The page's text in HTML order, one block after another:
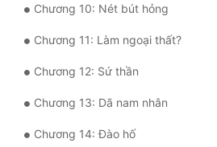
Phương Tây
Phản Phái
Quan Trường
Quân Sự
Sảng Văn
Chương 10: Nét bút hỏng
Chương 11: Làm ngoại thất?
Chương 12: Sứ thần
Chương 13: Dã nam nhân
Chương 14: Đào hố